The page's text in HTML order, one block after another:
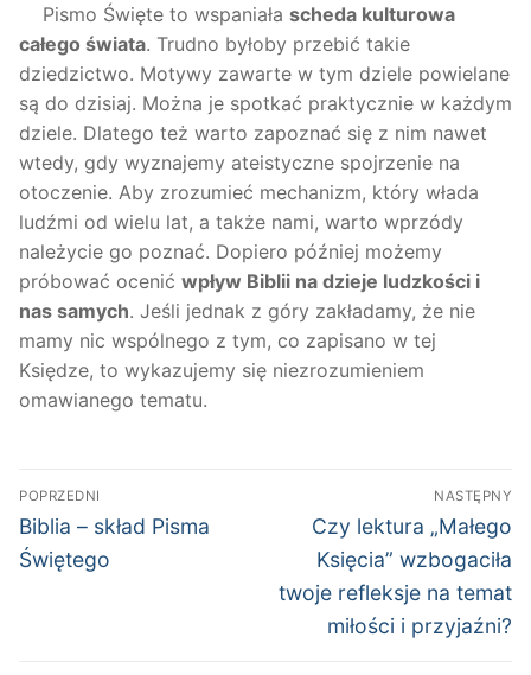
Pismo Święte to wspaniała scheda kulturowa
całego świata. Trudno byłoby przebić takie
dziedzictwo. Motywy zawarte w tym dziele powielane
są do dzisiaj. Można je spotkać praktycznie w każdym
dziele. Dlatego też warto zapoznać się z nim nawet
wtedy, gdy wyznajemy ateistyczne spojrzenie na
otoczenie. Aby zrozumieć mechanizm, który włada
ludźmi od wielu lat, a także nami, warto wprzódy
należycie go poznać. Dopiero później możemy
próbować ocenić wpływ Biblii na dzieje ludzkości i
nas samych. Jeśli jednak z góry zakładamy, że nie
mamy nic wspólnego z tym, co zapisano w tej
Księdze, to wykazujemy się niezrozumieniem
omawianego tematu.
Nawigacja
wpisu
POPRZEDNI
Poprzedni
wpis:
Biblia – skład Pisma
Świętego
NASTĘPNY
Następny
wpis:
Czy lektura „Małego
Księcia” wzbogaciła
twoje refleksje na temat
miłości i przyjaźni?